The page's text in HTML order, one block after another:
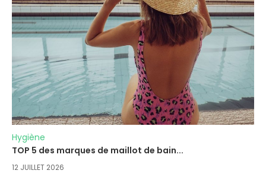
Hygiène
TOP 5 des marques de maillot de bain...
12 JUILLET 2026